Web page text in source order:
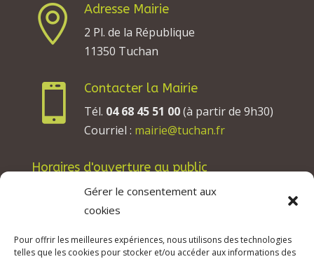
Gérer le consentement aux
cookies
Pour offrir les meilleures expériences, nous utilisons des technologies
telles que les cookies pour stocker et/ou accéder aux informations des

Adresse Mairie
2 Pl. de la République
11350 Tuchan

Contacter la Mairie
Tél. 04 68 45 51 00(à partir de 9h30)
Courriel : mairie@tuchan.fr
Horaires d'ouverture au public
Les lundis, mardis et jeudis : de 8h à 12h et de
13h30 à 17h30.
Les vendredis : de 8h à 12h.